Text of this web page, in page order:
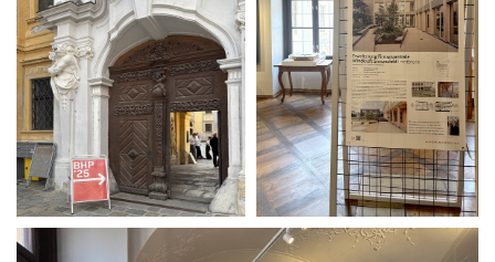
News
Projekte
Auswahl
Privat
Öffentlich